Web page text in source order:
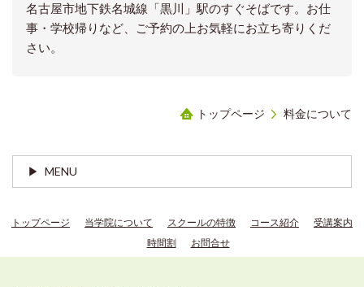
名古屋市地下鉄名城線「黒川」駅のすぐそばです。お仕
事・学校帰りなど、ご予約の上お気軽にお立ち寄りくだ
さい。
トップページ 料金について
MENU
トップページ 当学院について スクールの特徴 コース紹介
受講案内
時間割
お問合せ